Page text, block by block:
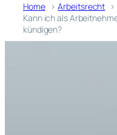
Home
Arbeitsrecht
Kann ich als
kündigen?